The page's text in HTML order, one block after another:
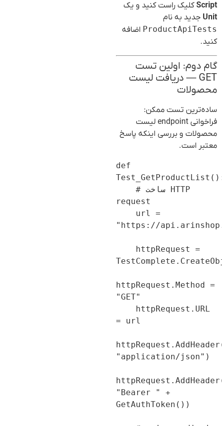
Scriptکلیک راست کنید و یک
Unitجدید به نام
ProductApiTestsاضافه
کنید.
گام دوم: اولین تست
GET — دریافت لیست
محصولات
ساده‌ترین تست ممکن:
فراخوانی endpoint لیست
محصولات و بررسی اینکه پاسخ
معتبر است.
def
    # ساخت HTTP
request
    url =
"https://
    httpRequest =
httpRequest.Method =
"GET"
    httpRequest.URL
= url
"application/json")
"Bearer " +
GetAuthToken())